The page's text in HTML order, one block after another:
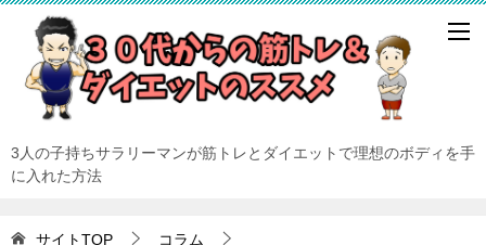
3人の子持ちサラリーマンが筋トレとダイエットで理想のボディを手
に入れた方法
サイトTOP
コラム